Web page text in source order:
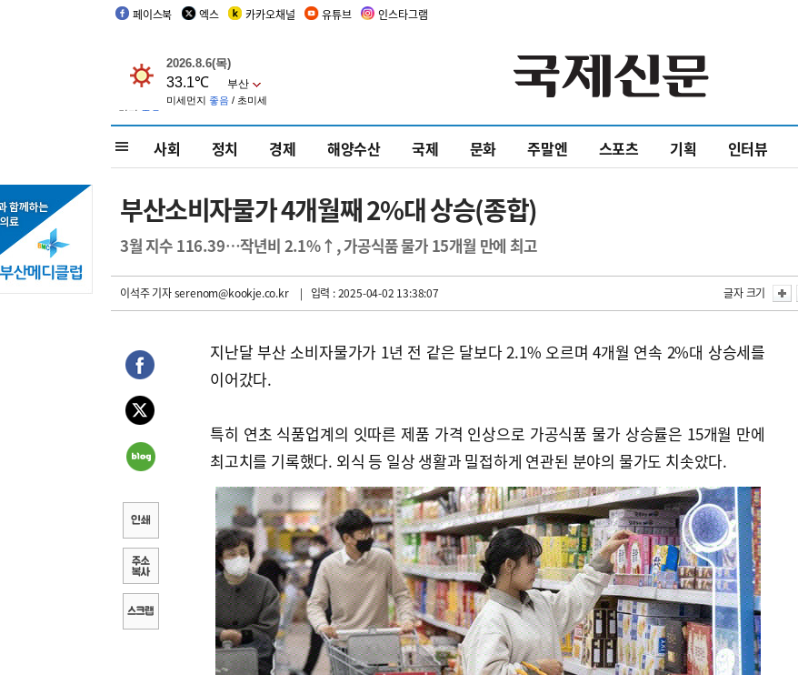
페이스북 엑스 카카오채널 유튜브 인스타그램
사회 정치 경제 해양수산 국제 문화 주말엔 스포츠 기획 인터뷰
부산소비자물가 4개월째 2%대 상승(종합)
3월 지수 116.39…작년비 2.1%↑, 가공식품 물가 15개월 만에 최고
이석주 기자serenom@kookje.co.kr | 입력 : 2025-04-02 13:38:07 글자 크기
지난달 부산 소비자물가가 1년 전 같은 달보다 2.1% 오르며 4개월 연속 2%대 상승세를
이어갔다.
특히 연초 식품업계의 잇따른 제품 가격 인상으로 가공식품 물가 상승률은 15개월 만에
최고치를 기록했다. 외식 등 일상 생활과 밀접하게 연관된 분야의 물가도 치솟았다.